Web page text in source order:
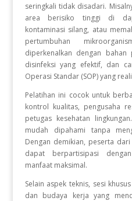
seringkali tidak disadari.
area berisiko tinggi di
kontaminasi silang, atau
pertumbuhan
diperkenalkan dengan
disinfeksi yang efektif, dan
Operasi Standar (SOP) yang
Pelatihan ini cocok untuk
kontrol kualitas, pengusaha
petugas kesehatan
mudah dipahami tanpa
Dengan demikian, peserta
dapat berpartisipasi
manfaat maksimal.
Selain aspek teknis, sesi
dan budaya kerja yang